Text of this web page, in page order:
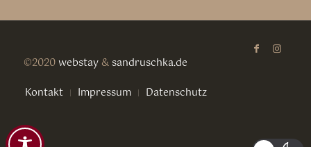
©2020 webstay&sandruschka.de
Kontakt
Impressum Datenschutz